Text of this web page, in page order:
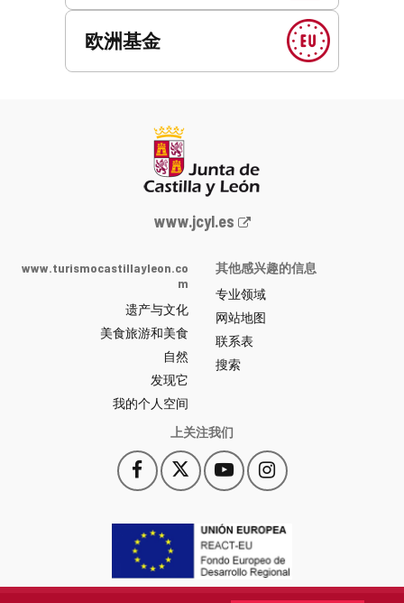
欧洲基金
Junta
y
León
网
站
门
户
-
www.jcyl.es
www.turismocastillayleon.co
m
遗产与文化
美食旅游和美食
自然
发现它
我的个人空间
其他感兴趣的信息
专业领域
网站地图
联系表
搜索
上关注我们
Facebook
此
链
会
打
开
一
此
链
一
YouTube
此
链
会
打
开
一
Instagram
此
链
会
开
一